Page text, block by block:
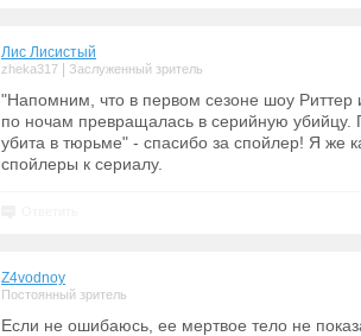
Лис Лисистый
zheka317 Заслуженный зритель
"Напомним, что в первом сезоне шоу
по ночам превращалась в серийную убийцу.
убита в тюрьме" - спасибо за спойлер! Я же
спойлеры к сериалу.
Z4vodnoy
Постоянный зритель
Если не ошибаюсь, ее мертвое тело не